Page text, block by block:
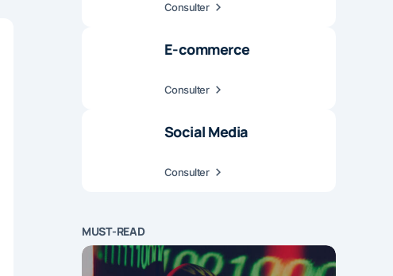
Consulter
E-commerce
Consulter
Social Media
Consulter
MUST-READ